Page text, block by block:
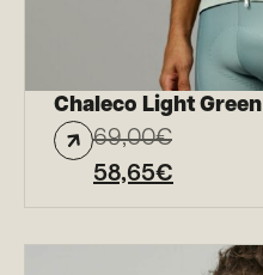
Chaleco Light Green
69,00€
58,65€